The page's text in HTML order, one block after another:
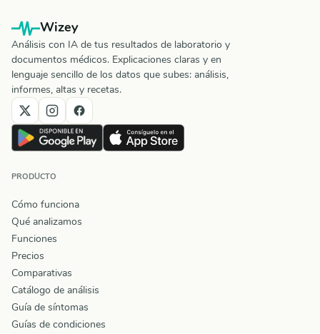
Wizey
Análisis con IA de tus resultados de laboratorio y
documentos médicos. Explicaciones claras y en
lenguaje sencillo de los datos que subes: análisis,
informes, altas y recetas.
PRODUCTO
Cómo funciona
Qué analizamos
Funciones
Precios
Comparativas
Catálogo de análisis
Guía de síntomas
Guías de condiciones